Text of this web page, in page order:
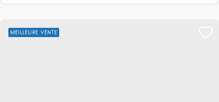
MEILLEURE VENTE